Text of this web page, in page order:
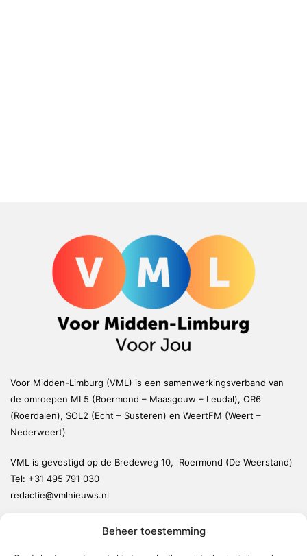
Beheer toestemming
Voor Midden-Limburg (VML) is een samenwerkingsverband van
de omroepen ML5 (Roermond – Maasgouw – Leudal), OR6
(Roerdalen), SOL2 (Echt – Susteren) en WeertFM (Weert –
Nederweert)
VML is gevestigd op de Bredeweg 10, Roermond (De Weerstand)
Tel: +31 495 791 030
redactie@vmlnieuws.nl